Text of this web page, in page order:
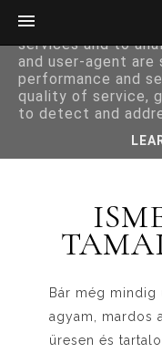
Bár még mindig
agyam, mardos
üresen és
This site uses
services and to
and user-agent are
performance and
quality of service,
to detect and